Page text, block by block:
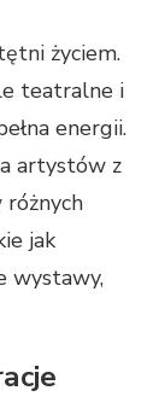
życiem.
teatralne i
energii.
artystów z
różnych
jak
wystawy,